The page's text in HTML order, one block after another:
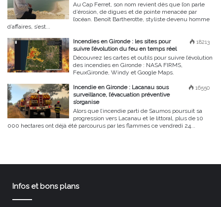
Au Cap Ferret, son nom revient dès que l’on parle
d’érosion, de digues et de pointe menacée par
l’océan. Benoît Bartherotte, styliste devenu homme
d’affaires, s’est...
18213
Incendies en Gironde : les sites pour
suivre l’évolution du feu en temps réel
Découvrez les cartes et outils pour suivre l’évolution
des incendies en Gironde : NASA FIRMS,
FeuxGironde, Windy et Google Maps.
16550
Incendie en Gironde : Lacanau sous
surveillance, l’évacuation préventive
s’organise
Alors que l’incendie parti de Saumos poursuit sa
progression vers Lacanau et le littoral, plus de 10
000 hectares ont déjà été parcourus par les flammes ce vendredi 24...
Infos et bons plans